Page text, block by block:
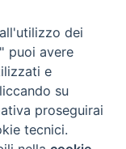
0382.24736 -
- P.
dei
puoi avere
e
su
proseguirai
tecnici.